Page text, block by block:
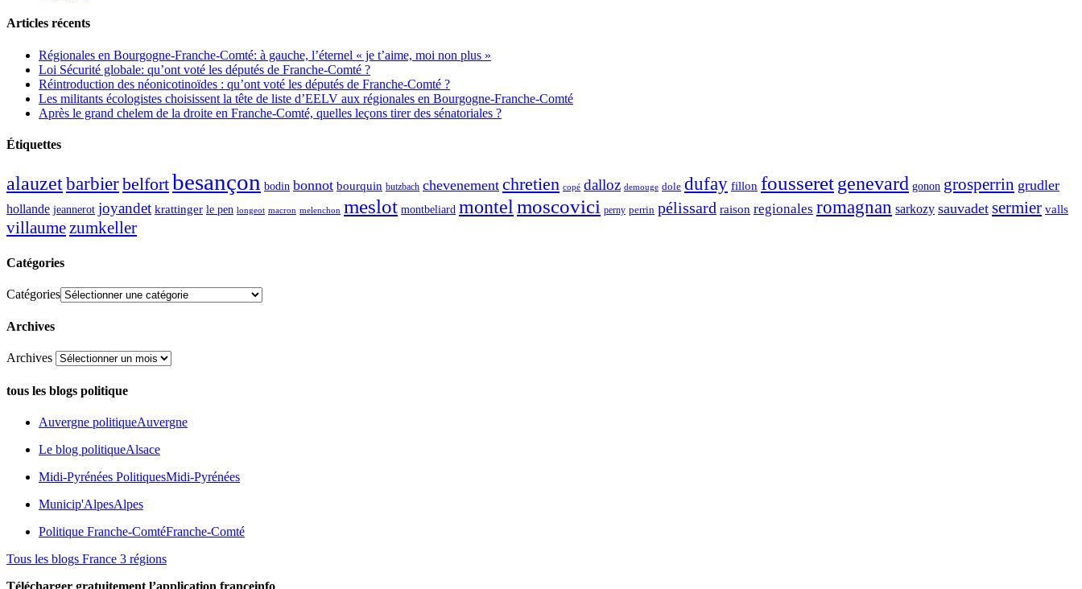
Articles récents
Régionales en Bourgogne-Franche-Comté: à gauche, l’éternel « je t’aime, moi non plus »
Loi Sécurité globale: qu’ont voté les députés de Franche-Comté ?
Réintroduction des néonicotinoïdes : qu’ont voté les députés de Franche-Comté ?
Les militants écologistes choisissent la tête de liste d’EELV aux régionales en Bourgogne-Franche-Comté
Après le grand chelem de la droite en Franche-Comté, quelles leçons tirer des sénatoriales ?
Étiquettes
alauzetbarbierbelfortbesançon bodin bonnot bourquin butzbach chevenement chretien copé dalloz demouge dole dufay fillon fousseretgenevard gonon grosperrin grudler
hollande jeannerot joyandet krattinger le pen longeot macron melenchon meslot montbeliard montelmoscovici perny perrin pélissard raison regionales romagnan sarkozy sauvadet sermier valls
villaumezumkeller
Catégories
Catégories
Archives
Archives
tous les blogs politique
Auvergne politiqueAuvergne
Le blog politiqueAlsace
Midi-Pyrénées PolitiquesMidi-Pyrénées
Municip'AlpesAlpes
Politique Franche-ComtéFranche-Comté
Tous les blogs France 3 régions
Télécharger gratuitement l’application franceinfo